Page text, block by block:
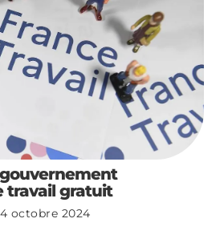
travail gratuit
octobre 2024